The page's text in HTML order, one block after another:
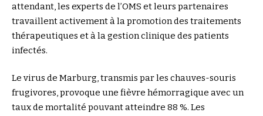
attendant, les experts de l’OMS et leurs partenaires
travaillent activement à la promotion des traitements
thérapeutiques et à la gestion clinique des patients
infectés.
Le virus de Marburg, transmis par les chauves-souris
frugivores, provoque une fièvre hémorragique avec un
taux de mortalité pouvant atteindre 88 %. Les